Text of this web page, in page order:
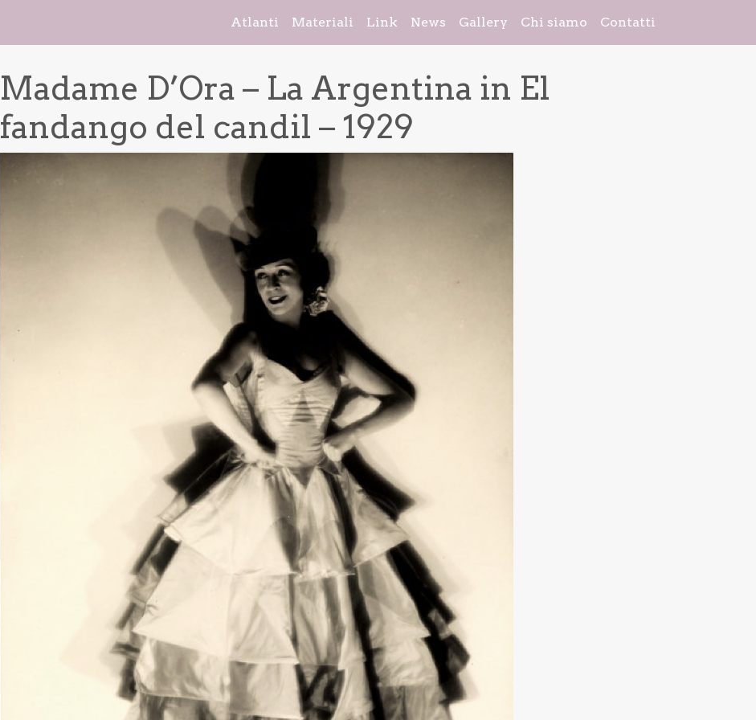
Atlanti Materiali Link News Gallery Chi siamo Contatti
Madame D’Ora – La Argentina in El
fandango del candil – 1929